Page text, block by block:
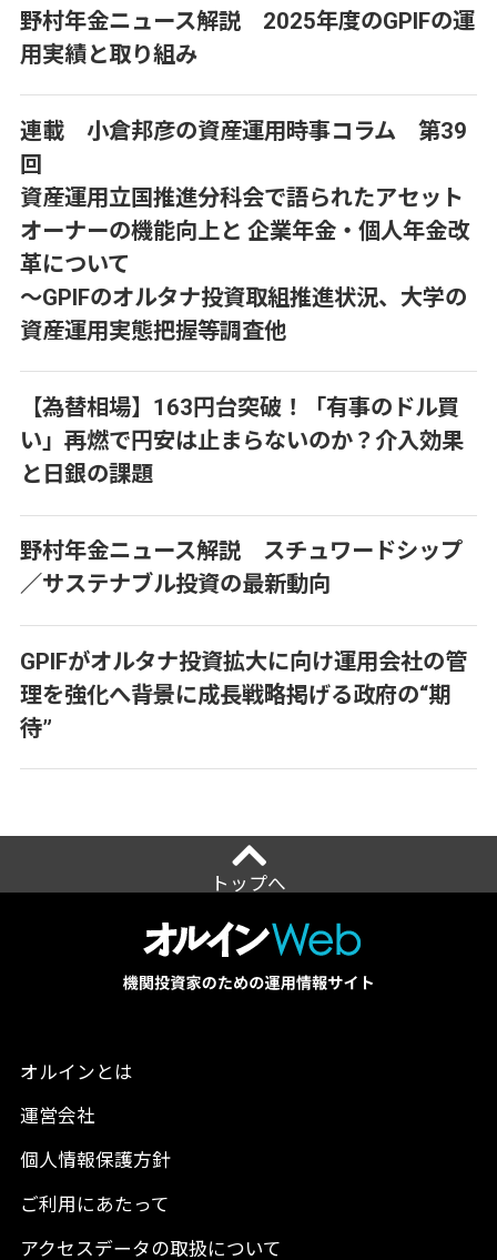
野村年金ニュース解説 2025年度のGPIFの運
用実績と取り組み
連載 小倉邦彦の資産運用時事コラム 第39
回
資産運用立国推進分科会で語られたアセット
オーナーの機能向上と 企業年金・個人年金改
革について
～GPIFのオルタナ投資取組推進状況、大学の
資産運用実態把握等調査他
【為替相場】163円台突破！「有事のドル買
い」再燃で円安は止まらないのか？介入効果
と日銀の課題
野村年金ニュース解説 スチュワードシップ
／サステナブル投資の最新動向
GPIFがオルタナ投資拡大に向け運用会社の管
理を強化へ――背景に成長戦略掲げる政府の“期
待”
トップへ
オルインとは
運営会社
個人情報保護方針
ご利用にあたって
アクセスデータの取扱について